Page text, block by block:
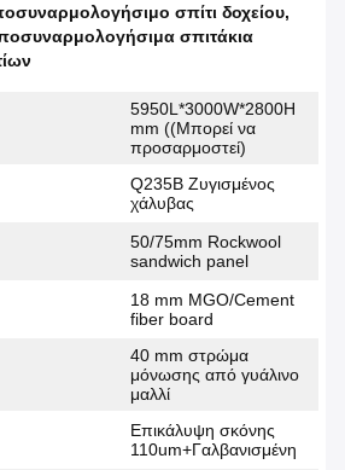
σπίτι δοχείου,
σπιτάκια
5950L*3000W*2800H
mm ((Μπορεί να
προσαρμοστεί)
Q235B Ζυγισμένος
χάλυβας
50/75mm Rockwool
sandwich panel
18 mm MGO/Cement
fiber board
40 mm στρώμα
μόνωσης από γυάλινο
μαλλί
Επικάλυψη σκόνης
110um+Γαλβανισμένη